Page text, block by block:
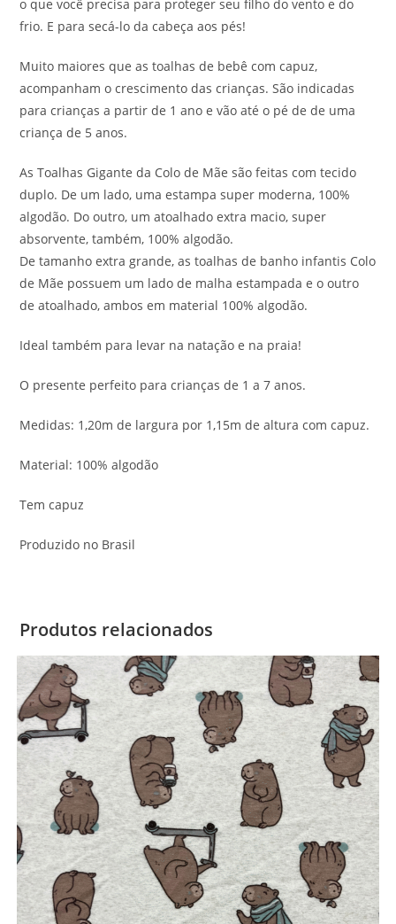
o que você precisa para proteger seu filho do vento e do
frio. E para secá-lo da cabeça aos pés!
Muito maiores que as toalhas de bebê com capuz,
acompanham o crescimento das crianças. São indicadas
para crianças a partir de 1 ano e vão até o pé de de uma
criança de 5 anos.
As Toalhas Gigante da Colo de Mãe são feitas com tecido
duplo. De um lado, uma estampa super moderna, 100%
algodão. Do outro, um atoalhado extra macio, super
absorvente, também, 100% algodão.
De tamanho extra grande, as toalhas de banho infantis Colo
de Mãe possuem um lado de malha estampada e o outro
de atoalhado, ambos em material 100% algodão.
Ideal também para levar na natação e na praia!
O presente perfeito para crianças de 1 a 7 anos.
Medidas: 1,20m de largura por 1,15m de altura com capuz.
Material: 100% algodão
Tem capuz
Produzido no Brasil
Produtos relacionados